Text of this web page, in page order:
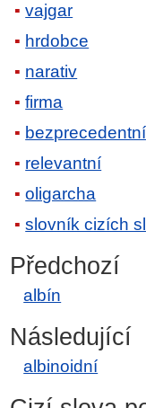
vajgar
hrdobce
narativ
firma
bezprecedentní
relevantní
oligarcha
slovník cizích
Předchozí
albín
Následující
albinoidní